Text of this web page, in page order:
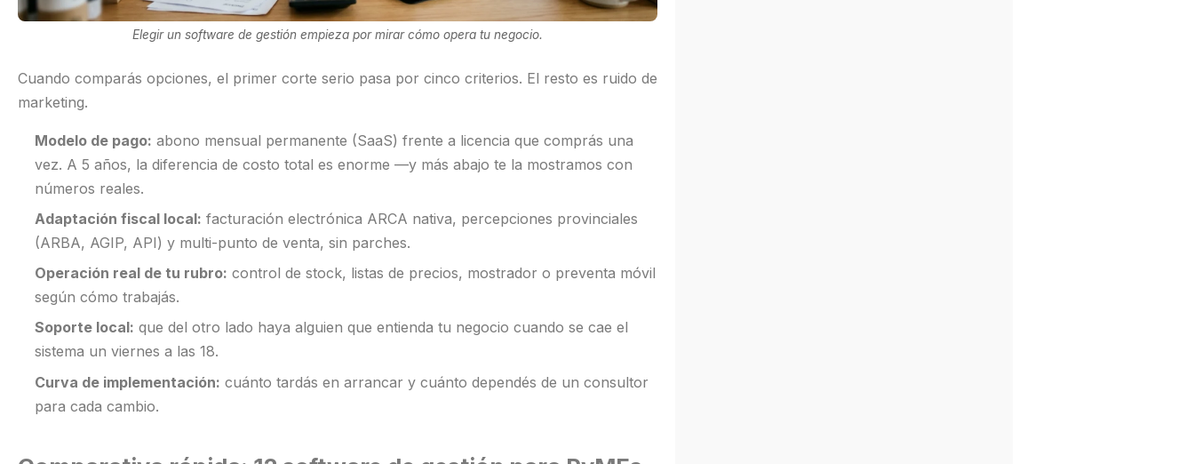
Elegir un software de gestión empieza por mirar cómo opera tu negocio.
Cuando comparás opciones, el primer corte serio pasa por cinco criterios. El resto es ruido de
marketing.
Modelo de pago: abono mensual permanente (SaaS) frente a licencia que comprás una
vez. A 5 años, la diferencia de costo total es enorme —y más abajo te la mostramos con
números reales.
Adaptación fiscal local: facturación electrónica ARCA nativa, percepciones provinciales
(ARBA, AGIP, API) y multi-punto de venta, sin parches.
Operación real de tu rubro: control de stock, listas de precios, mostrador o preventa móvil
según cómo trabajás.
Soporte local: que del otro lado haya alguien que entienda tu negocio cuando se cae el
sistema un viernes a las 18.
Curva de implementación: cuánto tardás en arrancar y cuánto dependés de un consultor
para cada cambio.